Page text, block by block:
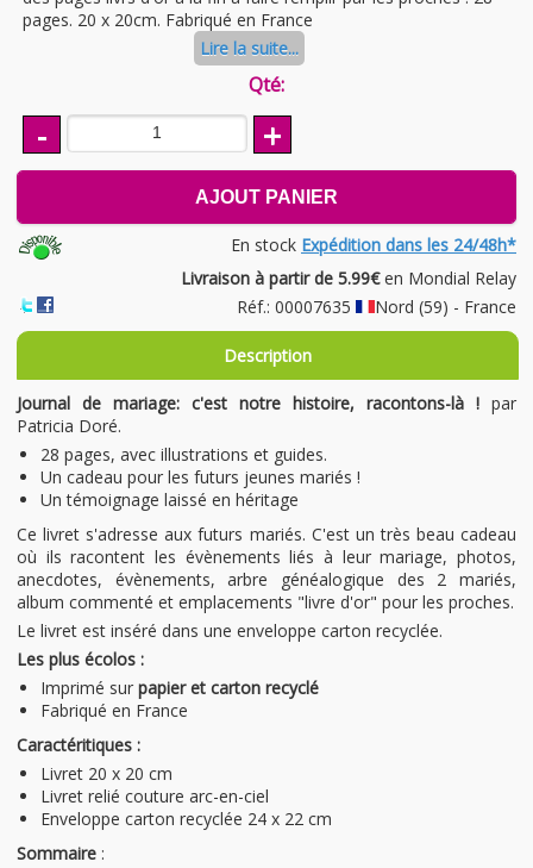
pages. 20 x 20cm. Fabriqué en France
Lire la suite...
Qté:
- +
AJOUT PANIER
En stock Expédition dans les 24/48h*
Livraison à partir de 5.99€en Mondial Relay
Réf.: 00007635
Nord (59) - France
Description
Journal de mariage: c'est notre histoire, racontons-là ! par
Patricia Doré.
28 pages, avec illustrations et guides.
Un cadeau pour les futurs jeunes mariés !
Un témoignage laissé en héritage
Ce livret s'adresse aux futurs mariés. C'est un très beau cadeau
où ils racontent les évènements liés à leur mariage, photos,
anecdotes, évènements, arbre généalogique des 2 mariés,
album commenté et emplacements "livre d'or" pour les proches.
Le livret est inséré dans une enveloppe carton recyclée.
Les plus écolos :
Imprimé sur papier et carton recyclé
Fabriqué en France
Caractéritiques :
Livret 20 x 20 cm
Livret relié couture arc-en-ciel
Enveloppe carton recyclée 24 x 22 cm
Sommaire :